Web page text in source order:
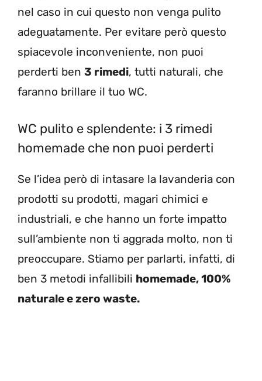
nel caso in cui questo non venga pulito
adeguatamente. Per evitare però questo
spiacevole inconveniente, non puoi
perderti ben 3 rimedi, tutti naturali, che
faranno brillare il tuo WC.
WC pulito e splendente: i 3 rimedi
homemade che non puoi perderti
Se l’idea però di intasare la lavanderia con
prodotti su prodotti, magari chimici e
industriali, e che hanno un forte impatto
sull’ambiente non ti aggrada molto, non ti
preoccupare. Stiamo per parlarti, infatti, di
ben 3 metodi infallibili homemade, 100%
naturale e zero waste.